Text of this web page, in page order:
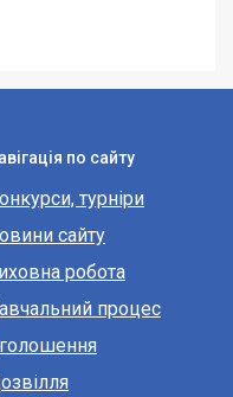
по сайту
турніри
сайту
робота
процес